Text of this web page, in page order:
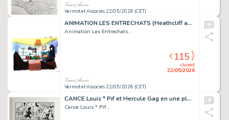
Vermot et Associés 22/05/2026 (CET)
ANIMATION LES ENTRECHATS (Heathcliff and the Catillac...
Animation Les Entrechats...
Vermot et Associés 22/05/2026 (CET)
closed
22/05/2026
€115
CANCE Louis * Pif et Hercule Gag en une planche Planche...
Cance Louis * Pif...